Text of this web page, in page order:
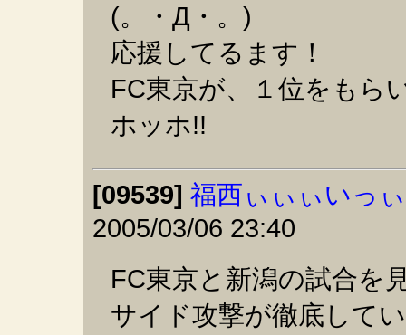
(。・Д・。)
応援してるます！
FC東京が、１位をもら
ホッホ!!
[09539] 福西ぃぃぃいっ
2005/03/06 23:40
FC東京と新潟の試合を
サイド攻撃が徹底して